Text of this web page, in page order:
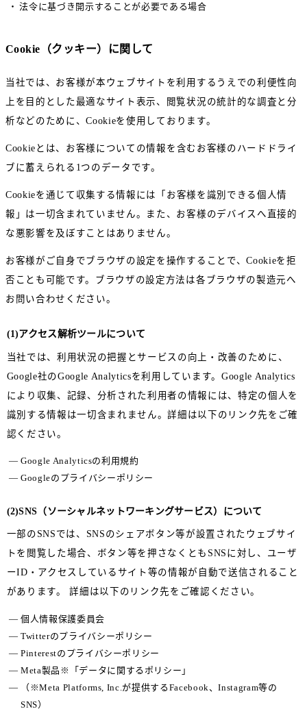
法令に基づき開示することが必要である場合
Cookie（クッキー）に関して
当社では、お客様が本ウェブサイトを利用するうえでの利便性向
上を目的とした最適なサイト表示、閲覧状況の統計的な調査と分
析などのために、Cookieを使用しております。
Cookieとは、お客様についての情報を含むお客様のハードドライ
ブに蓄えられる1つのデータです。
Cookieを通じて収集する情報には「お客様を識別できる個人情
報」は一切含まれていません。また、お客様のデバイスへ直接的
な悪影響を及ぼすことはありません。
お客様がご自身でブラウザの設定を操作することで、Cookieを拒
否ことも可能です。ブラウザの設定方法は各ブラウザの製造元へ
お問い合わせください。
(1)アクセス解析ツールについて
当社では、利用状況の把握とサービスの向上・改善のために、
Google社のGoogle Analyticsを利用しています。Google Analytics
により収集、記録、分析された利用者の情報には、特定の個人を
識別する情報は一切含まれません。詳細は以下のリンク先をご確
認ください。
Google Analyticsの利用規約
Googleのプライバシーポリシー
(2)SNS（ソーシャルネットワーキングサービス）について
一部のSNSでは、SNSのシェアボタン等が設置されたウェブサイ
トを閲覧した場合、ボタン等を押さなくともSNSに対し、ユーザ
ーID・アクセスしているサイト等の情報が自動で送信されること
があります。 詳細は以下のリンク先をご確認ください。
個人情報保護委員会
Twitterのプライバシーポリシー
Pinterestのプライバシーポリシー
Meta製品※「データに関するポリシー」
（※Meta Platforms, Inc.が提供するFacebook、Instagram等の
SNS）